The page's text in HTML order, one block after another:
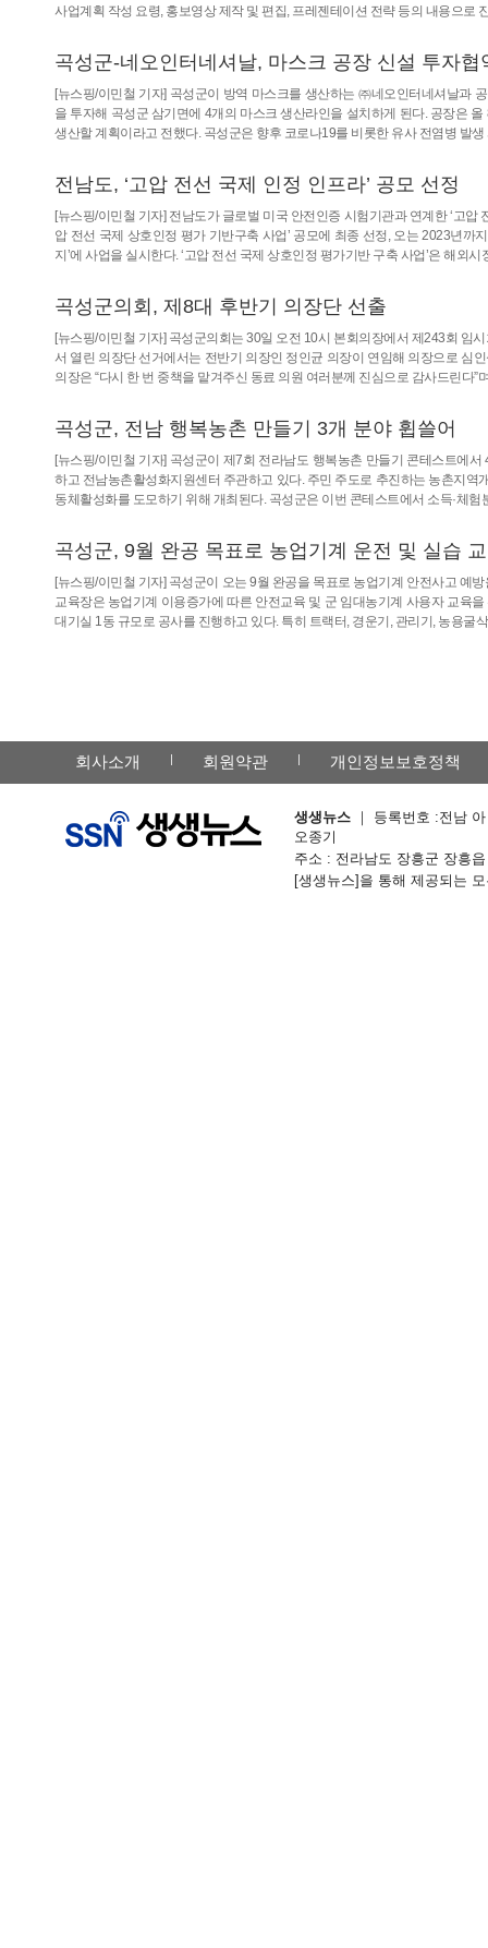
사업계획 작성 요령, 홍보영상 제작 및 편집, 프레젠테이션 전략 등의 내용으
곡성군-네오인터네셔날, 마스크 공장 신설 투자협
[뉴스핑/이민철 기자] 곡성군이 방역 마스크를 생산하는 ㈜네오인터네셔날과
을 투자해 곡성군 삼기면에 4개의 마스크 생산라인을 설치하게 된다. 공장은
생산할 계획이라고 전했다. 곡성군은 향후 코로나19를 비롯한 유사 전염병 발
전남도, ‘고압 전선 국제 인정 인프라’ 공모 선정
[뉴스핑/이민철 기자] 전남도가 글로벌 미국 안전인증 시험기관과 연계한 ‘고
압 전선 국제 상호인정 평가 기반구축 사업’ 공모에 최종 선정, 오는 2023년
지’에 사업을 실시한다. ‘고압 전선 국제 상호인정 평가기반 구축 사업’은 해외
곡성군의회, 제8대 후반기 의장단 선출
[뉴스핑/이민철 기자] 곡성군의회는 30일 오전 10시 본회의장에서 제243회 임
서 열린 의장단 선거에서는 전반기 의장인 정인균 의장이 연임해 의장으로 심
의장은 “다시 한 번 중책을 맡겨주신 동료 의원 여러분께 진심으로 감사드린다
곡성군, 전남 행복농촌 만들기 3개 분야 휩쓸어
[뉴스핑/이민철 기자] 곡성군이 제7회 전라남도 행복농촌 만들기 콘테스트에
하고 전남농촌활성화지원센터 주관하고 있다. 주민 주도로 추진하는 농촌지
동체활성화를 도모하기 위해 개최된다. 곡성군은 이번 콘테스트에서 소득·체
곡성군, 9월 완공 목표로 농업기계 운전 및 실습
[뉴스핑/이민철 기자] 곡성군이 오는 9월 완공을 목표로 농업기계 안전사고 예
교육장은 농업기계 이용증가에 따른 안전교육 및 군 임대농기계 사용자 교육
대기실 1동 규모로 공사를 진행하고 있다. 특히 트랙터, 경운기, 관리기, 농용
회사소개 회원약관 개인정보보호정책
생생뉴스 ｜ 등록번호 :전남
오종기
주소 : 전라남도 장흥군 장흥
[생생뉴스]을 통해 제공되는